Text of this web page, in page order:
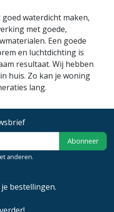
waterdicht maken,
met goede,
Een goede
en luchtdichting is
resultaat. Wij hebben
huis. Zo kan je woning
lang.
Abonneer
anderen.
bestellingen.